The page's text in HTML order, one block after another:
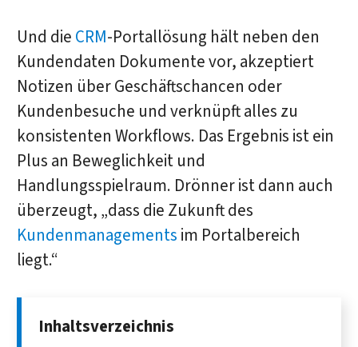
Und die CRM-Portallösung hält neben den
Kundendaten Dokumente vor, akzeptiert
Notizen über Geschäftschancen oder
Kundenbesuche und verknüpft alles zu
konsistenten Workflows. Das Ergebnis ist ein
Plus an Beweglichkeit und
Handlungsspielraum. Drönner ist dann auch
überzeugt, „dass die Zukunft des
Kundenmanagements im Portalbereich
liegt.“
Inhaltsverzeichnis